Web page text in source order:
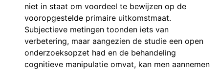
niet in staat om voordeel te bewijzen op de
vooropgestelde primaire uitkomstmaat.
Subjectieve metingen toonden iets van
verbetering, maar aangezien de studie een open
onderzoeksopzet had en de behandeling
cognitieve manipulatie omvat, kan men aannemen